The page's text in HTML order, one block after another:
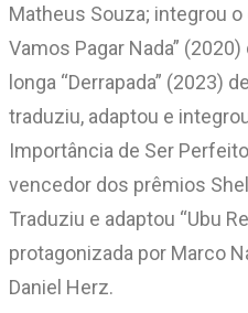
Matheus Souza; integrou
Vamos Pagar Nada”
longa “Derrapada” (2023)
traduziu, adaptou e
Importância de Ser
vencedor dos prêmios
Traduziu e adaptou “Ubu
protagonizada por Marco
Daniel Herz.